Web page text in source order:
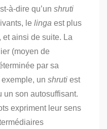
à-dire qu’un shruti
le linga est plus
et ainsi de suite. La
(moyen de
par sa
un shruti est
un son autosuffisant.
expriment leur sens